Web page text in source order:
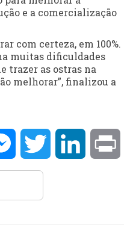
e a comercialização
com certeza, em 100%.
muitas dificuldades
trazer as ostras na
melhorar”, finalizou a
MessengerTwitter LinkedIn